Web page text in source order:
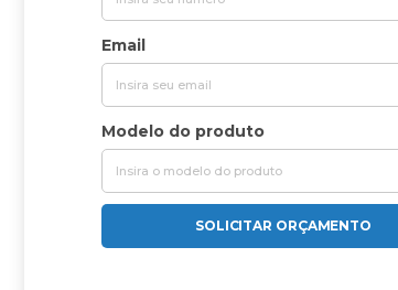
Email
Modelo do produto
SOLICITAR ORÇAMENTO